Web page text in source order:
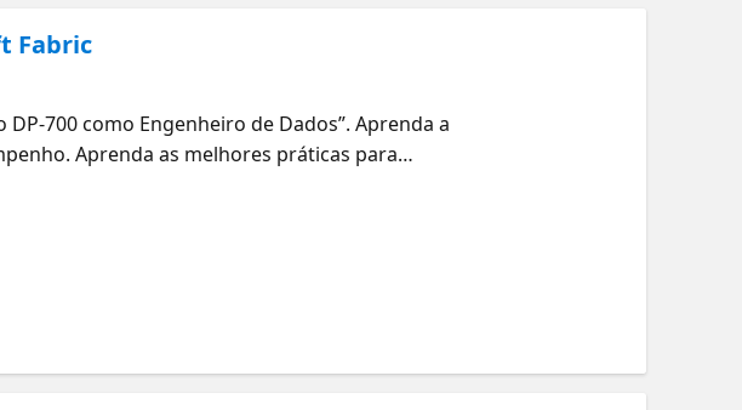
Fabric
700 como Engenheiro de Dados”. Aprenda a
Aprenda as melhores práticas para